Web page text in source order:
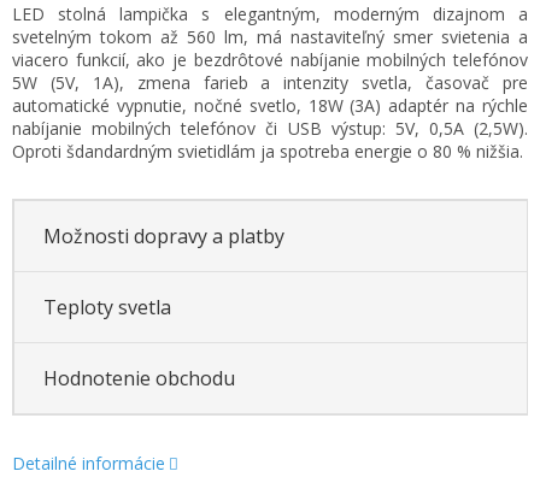
LED stolná lampička s elegantným, moderným dizajnom a
svetelným tokom až 560 lm, má nastaviteľný smer svietenia a
viacero funkcií, ako je bezdrôtové nabíjanie mobilných telefónov
5W (5V, 1A), zmena farieb a intenzity svetla, časovač pre
automatické vypnutie, nočné svetlo, 18W (3A) adaptér na rýchle
nabíjanie mobilných telefónov či USB výstup: 5V, 0,5A (2,5W).
Oproti šdandardným svietidlám ja spotreba energie o 80 % nižšia.
Možnosti dopravy a platby
Teploty svetla
Hodnotenie obchodu
Detailné informácie